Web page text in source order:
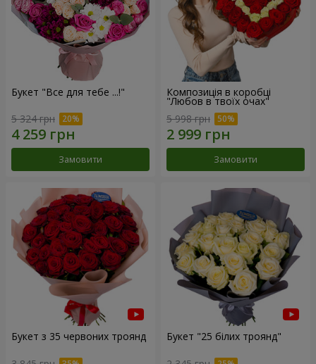
Букет "Все для тебе ...!"
5 324 грн
Замовити
Композиція в коробці
"Любов в твоїх очах"
5 998 грн
Замовити
Букет з 35 червоних троянд Букет "25 білих троянд"